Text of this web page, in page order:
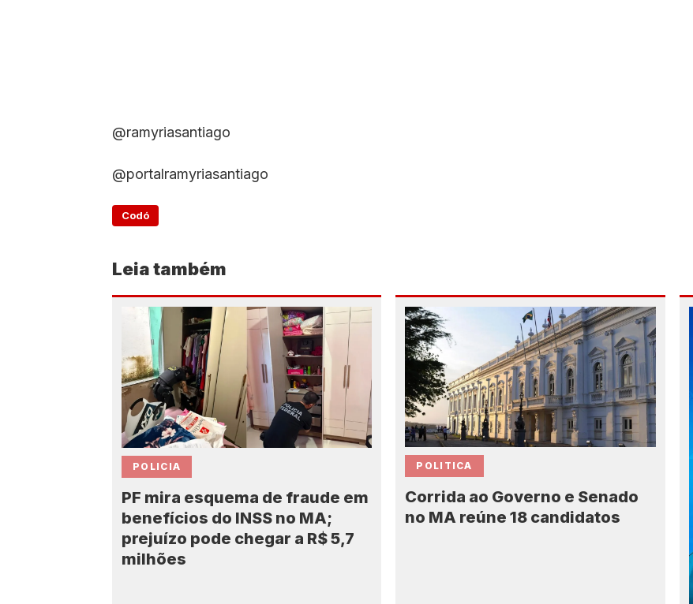
@ramyriasantiago
@portalramyriasantiago
Codó
Leia também
POLICIA
PF mira esquema de fraude em
benefícios do INSS no MA;
prejuízo pode chegar a R$ 5,7
milhões
POLITICA
Corrida ao Governo e Senado
no MA reúne 18 candidatos